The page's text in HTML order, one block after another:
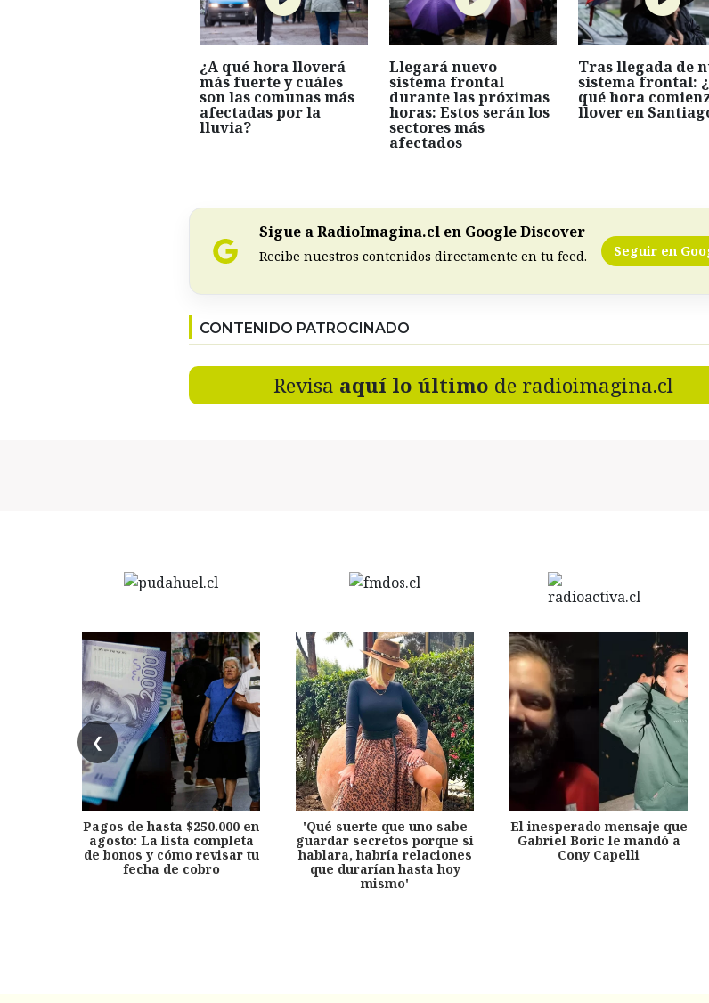
¿A qué hora lloverá
más fuerte y cuáles
son las comunas más
afectadas por la
lluvia?
Llegará nuevo
sistema frontal
durante las próximas
horas: Estos serán los
sectores más
afectados
Tras llegada de
sistema frontal:
qué hora
llover en
Sigue a RadioImagina.cl en Google Discover
Recibe nuestros contenidos directamente en tu feed. Seguir en
CONTENIDO PATROCINADO
Revisa aquí lo último de radioimagina.cl
❮
Pagos de hasta $250.000 en
agosto: La lista completa
de bonos y cómo revisar tu
fecha de cobro
'Qué suerte que uno sabe
guardar secretos porque si
hablara, habría relaciones
que durarían hasta hoy
mismo'
El inesperado mensaje que
Gabriel Boric le mandó a
Cony Capelli